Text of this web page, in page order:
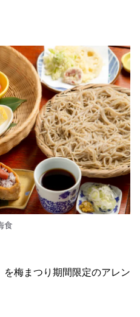
食
梅まつり期間限定のアレン